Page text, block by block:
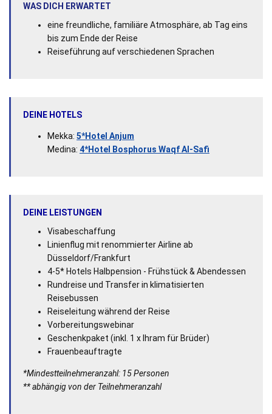
WAS DICH ERWARTET
eine freundliche, familiäre Atmosphäre, ab Tag eins
bis zum Ende der Reise
Reiseführung auf verschiedenen Sprachen
DEINE HOTELS
Mekka: 5*Hotel Anjum
Medina: 4*Hotel Bosphorus Waqf Al-Safi
DEINE LEISTUNGEN
Visabeschaffung
Linienflug mit renommierter Airline ab
Düsseldorf/Frankfurt
4-5* Hotels Halbpension - Frühstück & Abendessen
Rundreise und Transfer in klimatisierten
Reisebussen
Reiseleitung während der Reise
Vorbereitungswebinar
Geschenkpaket (inkl. 1 x Ihram für Brüder)
Frauenbeauftragte
*Mindestteilnehmeranzahl: 15 Personen
** abhängig von der Teilnehmeranzahl